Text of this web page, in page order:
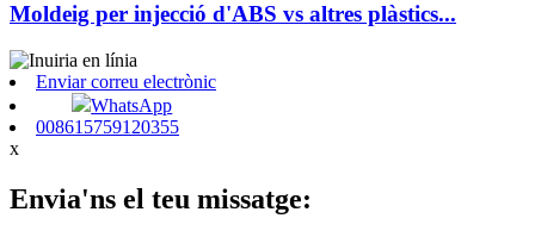
Moldeig per injecció d'ABS vs altres plàstics...
Enviar correu electrònic
WhatsApp
008615759120355
x
Envia'ns el teu missatge: